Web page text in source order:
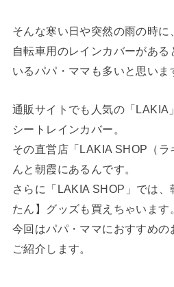
そんな寒い日や突然の雨の時に
自転車用のレインカバーがあ
いるパパ・ママも多いと思いま
通販サイトでも人気の「LAKIA
シートレインカバー。
その直営店「LAKIA SHOP（
んと朝霞にあるんです。
さらに「LAKIA SHOP」では
たん】グッズも買えちゃいます
今回はパパ・ママにおすすめ
ご紹介します。